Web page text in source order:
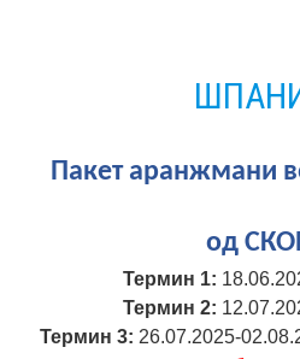
Пакет аранжмани
од
Термин 1:
Термин 2:
Термин 3: 26.07.2025-